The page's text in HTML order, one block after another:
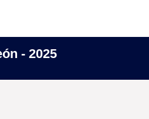
- 2025